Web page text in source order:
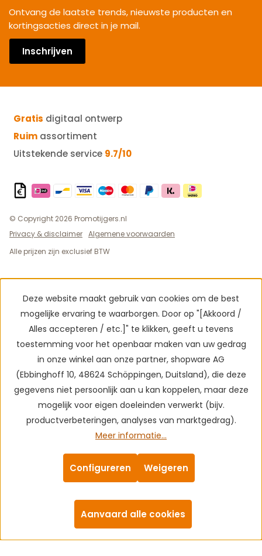
Ontvang de laatste trends, nieuwste producten en
kortingsacties direct in je mail.
Inschrijven
Gratis digitaal ontwerp
Ruim assortiment
Uitstekende service 9.7/10
© Copyright 2026 Promotijgers.nl
Privacy & disclaimer Algemene voorwaarden
Alle prijzen zijn exclusief BTW
Deze website maakt gebruik van cookies om de best
mogelijke ervaring te waarborgen. Door op "[Akkoord /
Alles accepteren / etc.]" te klikken, geeft u tevens
toestemming voor het openbaar maken van uw gedrag
in onze winkel aan onze partner, shopware AG
(Ebbinghoff 10, 48624 Schöppingen, Duitsland), die deze
gegevens niet persoonlijk aan u kan koppelen, maar deze
mogelijk voor eigen doeleinden verwerkt (bijv.
productverbeteringen, analyses van marktgedrag).
Meer informatie...
Weigeren
Configureren
Aanvaard alle cookies